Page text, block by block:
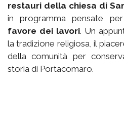
restauri della chiesa di
in programma pensate per
favore dei lavori. Un
la tradizione religiosa, il
della comunità per
storia di Portacomaro.